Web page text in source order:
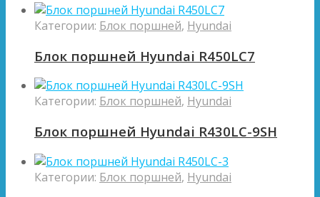
Категории: Блок поршней, Hyundai
Блок поршней Hyundai R450LC7
Категории: Блок поршней, Hyundai
Блок поршней Hyundai R430LC-9SH
Категории: Блок поршней, Hyundai